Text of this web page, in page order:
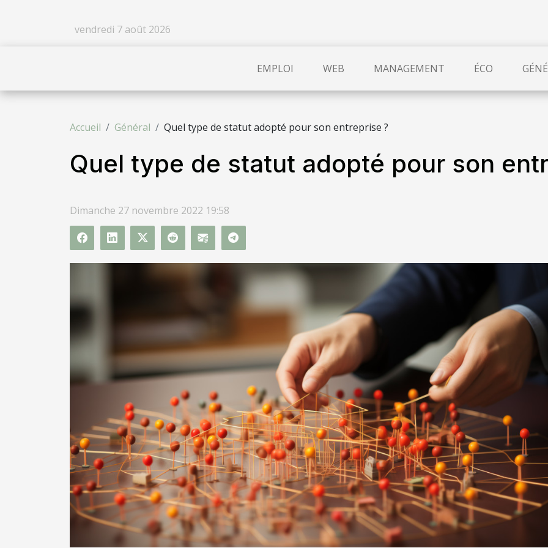
vendredi 7 août 2026
EMPLOI WEB MANAGEMENT ÉCO
Accueil Général Quel type de statut adopté pour son entreprise ?
Quel type de statut adopté pour son
Dimanche 27 novembre 2022 19:58